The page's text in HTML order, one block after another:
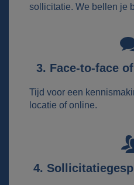
sollicitatie. We bellen je
3. Face-to-face
Tijd voor een
locatie of online.
4.